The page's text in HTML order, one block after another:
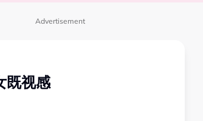
Advertisement
既视感